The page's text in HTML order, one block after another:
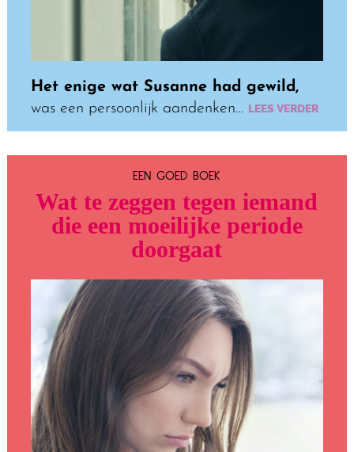
Het enige wat Susanne had gewild,
was een persoonlijk aandenken… LEES VERDER
EEN GOED BOEK
Wat te zeggen tegen iemand
die een moeilijke periode
doorgaat